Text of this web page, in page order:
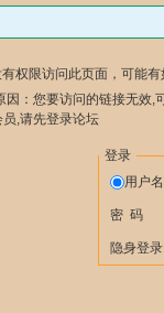
权限访问此页面，可能
因：您要访问的链接无效,
,请先登录论坛
登录
用户
密 码
隐身登录